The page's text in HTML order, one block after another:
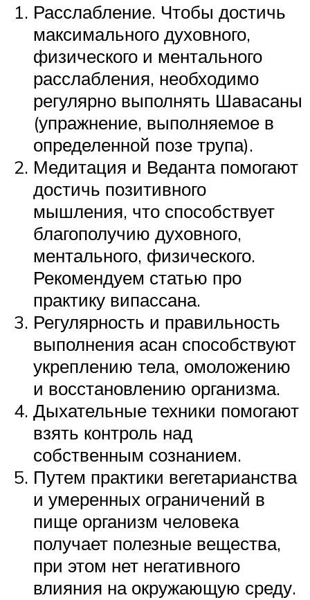
Расслабление. Чтобы достичь
максимального духовного,
физического и ментального
расслабления, необходимо
регулярно выполнять Шавасаны
(упражнение, выполняемое в
определенной позе трупа).
Медитация и Веданта помогают
достичь позитивного
мышления, что способствует
благополучию духовного,
ментального, физического.
Рекомендуем статью про
практику випассана.
Регулярность и правильность
выполнения асан способствуют
укреплению тела, омоложению
и восстановлению организма.
Дыхательные техники помогают
взять контроль над
собственным сознанием.
Путем практики вегетарианства
и умеренных ограничений в
пище организм человека
получает полезные вещества,
при этом нет негативного
влияния на окружающую среду.